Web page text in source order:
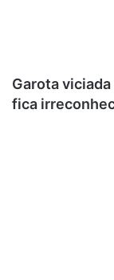
Garota
fica